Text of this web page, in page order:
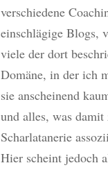
verschiedene
einschlägige Blogs,
viele der dort
Domäne, in der ich
sie anscheinend
und alles, was damit
Scharlatanerie
Hier scheint jedoch